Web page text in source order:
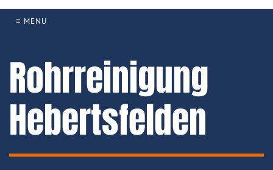
≡ MENU
Rohrreinigung
Hebertsfelden